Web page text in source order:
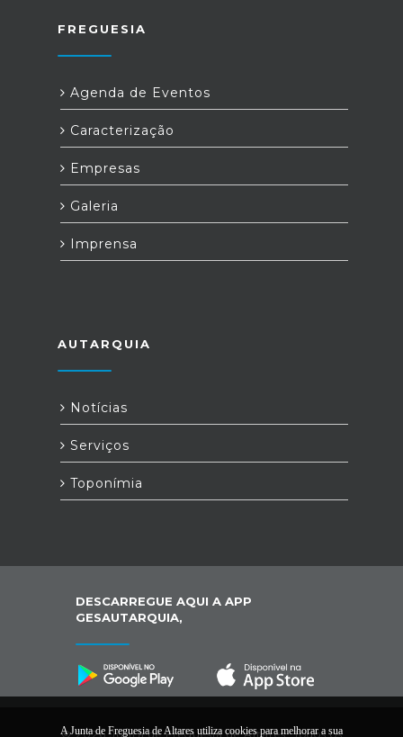
FREGUESIA
Agenda de Eventos
Caracterização
Empresas
Galeria
Imprensa
AUTARQUIA
Notícias
Serviços
Toponímia
DESCARREGUE AQUI A APP
GESAUTARQUIA,
© 2026 Junta de Freguesia de Altares. Todos os
A Junta de Freguesia de Altares utiliza cookies para melhorar a sua